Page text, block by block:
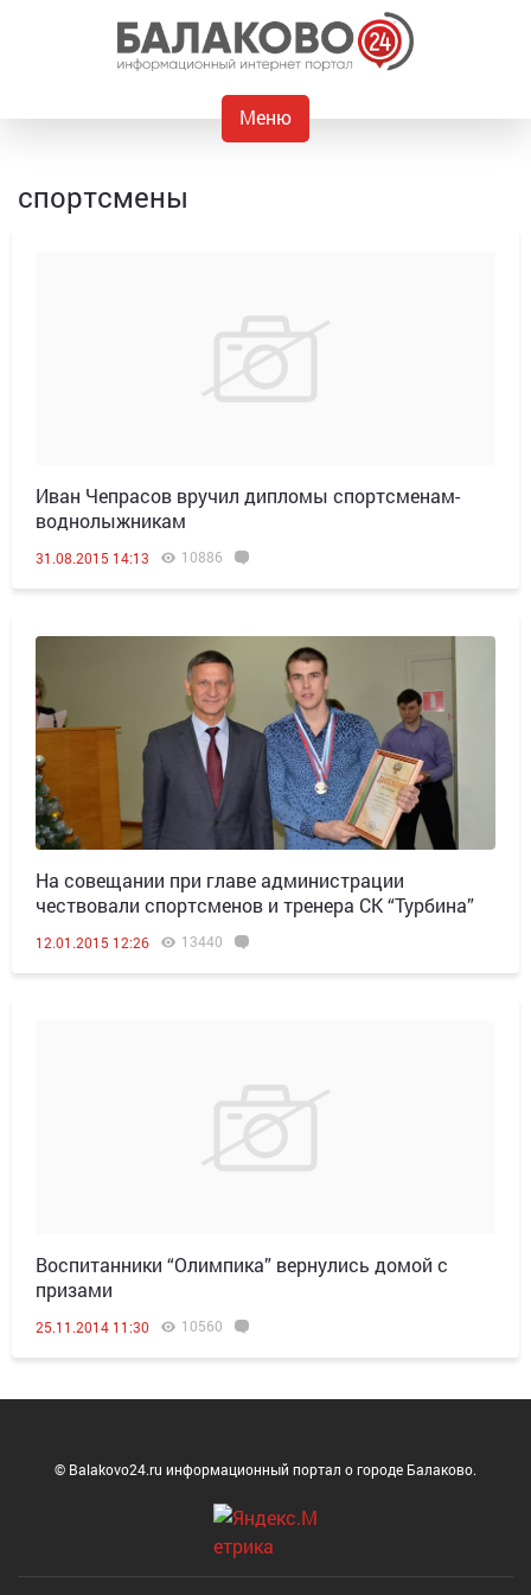
Меню
спортсмены
Иван Чепрасов вручил дипломы спортсменам-
воднолыжникам
31.08.2015 14:13 10886
На совещании при главе администрации
чествовали спортсменов и тренера СК “Турбина”
12.01.2015 12:26 13440
Воспитанники “Олимпика” вернулись домой с
призами
25.11.2014 11:30 10560
© Balakovo24.ru информационный портал о городе Балаково.